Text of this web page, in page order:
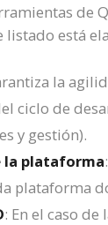
de
listado está
la
ciclo de
y gestión).
la plataforma
plataforma
: En el caso